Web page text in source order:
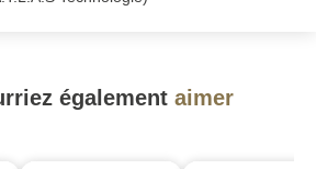
également aimer